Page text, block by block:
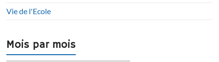
Vie de l'Ecole
Mois par mois